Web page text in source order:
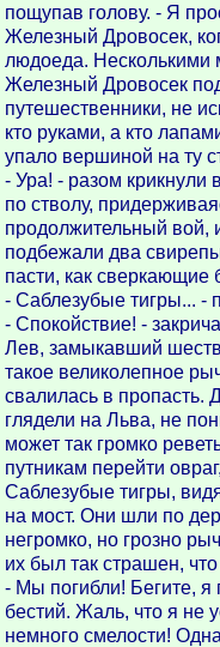
пощупав голову. - Я
Железный Дровосек,
людоеда.
Железный Дровосек
путешественники, не
кто руками, а кто
упало вершиной на ту
- Ура! - разом крикнули
по стволу,
продолжительный вой,
подбежали два
пасти, как сверкающие
- Саблезубые тигры... -
- Спокойствие! -
Лев, замыкавший
такое великолепное
свалилась в пропасть.
глядели на Льва, не
может так громко
путникам перейти
Саблезубые тигры,
на мост. Они шли по
негромко, но грозно
их был так страшен,
- Мы погибли! Бегите, я
бестий. Жаль, что я не
немного смелости!